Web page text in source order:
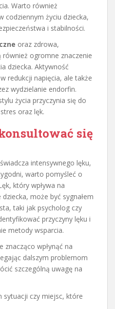
Warto również
codziennym życiu dziecka,
i stabilności.
oraz zdrowa,
ogromne znaczenie
dziecka. Aktywność
redukcji napięcia, ale także
wydzielanie endorfin.
życia przyczynia się do
oraz lęk.
się
intensywnego lęku,
warto pomyśleć o
który wpływa na
może być sygnałem
taki jak psycholog czy
przyczyny lęku i
metody wsparcia.
znacząco wpłynąć na
dalszym problemom
szczególną uwagę na
sytuacji czy miejsc, które